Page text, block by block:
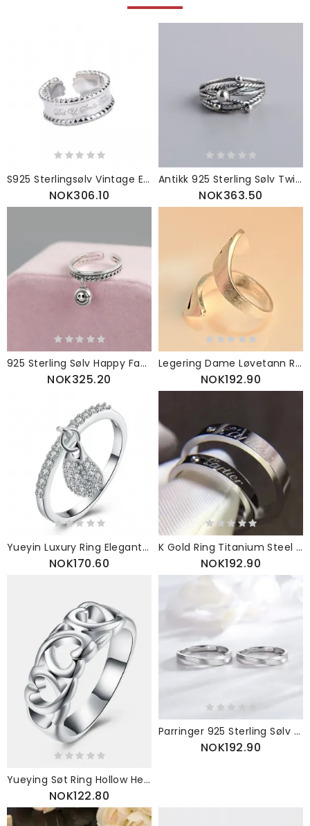
S925 Sterlingsølv Vintage Engelsk Alfabet Thai Sølvring Elegant Stil Rund Perlering
NOK306.10
Antikk 925 Sterling Sølv Twisted Wire Stack Ring Justerbar
NOK363.50
925 Sterling Sølv Happy Face Smiley Ring Justerbar
NOK325.20
Legering Dame Løvetann Ring Utskrift Uformell Fest Bursdagsgave Med Justerbar Åpen
NOK192.90
Yueyin Luxury Ring Elegant Water Drop Pendant Tassel
NOK170.60
K Gold Ring Titanium Steel Rose Klassisk Kjærlighetsbrev Carddi Par Series
NOK192.90
Yueying Søt Ring Hollow Heart Sølvbelagt Kvinner
NOK122.80
Parringer 925 Sterling Sølv Mote Ins Style Åpen Enkel Minnesmerke For Menn Og Kvinner
NOK192.90